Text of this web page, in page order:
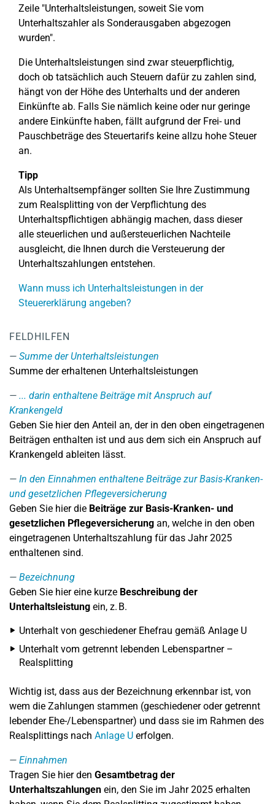
Zeile "Unterhaltsleistungen, soweit Sie vom
Unterhaltszahler als Sonderausgaben abgezogen
wurden".
Die Unterhaltsleistungen sind zwar steuerpflichtig,
doch ob tatsächlich auch Steuern dafür zu zahlen sind,
hängt von der Höhe des Unterhalts und der anderen
Einkünfte ab. Falls Sie nämlich keine oder nur geringe
andere Einkünfte haben, fällt aufgrund der Frei- und
Pauschbeträge des Steuertarifs keine allzu hohe Steuer
an.
Tipp
Als Unterhaltsempfänger sollten Sie Ihre Zustimmung
zum Realsplitting von der Verpflichtung des
Unterhaltspflichtigen abhängig machen, dass dieser
alle steuerlichen und außersteuerlichen Nachteile
ausgleicht, die Ihnen durch die Versteuerung der
Unterhaltszahlungen entstehen.
Wann muss ich Unterhaltsleistungen in der
Steuererklärung angeben?
FELDHILFEN
Summe der Unterhaltsleistungen
Summe der erhaltenen Unterhaltsleistungen
... darin enthaltene Beiträge mit Anspruch auf
Krankengeld
Geben Sie hier den Anteil an, der in den oben eingetragenen
Beiträgen enthalten ist und aus dem sich ein Anspruch auf
Krankengeld ableiten lässt.
In den Einnahmen enthaltene Beiträge zur Basis-Kranken-
und gesetzlichen Pflegeversicherung
Geben Sie hier die Beiträge zur Basis-Kranken- und
gesetzlichen Pflegeversicherung an, welche in den oben
eingetragenen Unterhaltszahlung für das Jahr 2025
enthaltenen sind.
Bezeichnung
Geben Sie hier eine kurze Beschreibung der
Unterhaltsleistung ein, z. B.
Unterhalt von geschiedener Ehefrau gemäß Anlage U
Unterhalt vom getrennt lebenden Lebenspartner –
Realsplitting
Wichtig ist, dass aus der Bezeichnung erkennbar ist, von
wem die Zahlungen stammen (geschiedener oder getrennt
lebender Ehe-/Lebenspartner) und dass sie im Rahmen des
Realsplittings nach Anlage U erfolgen.
Einnahmen
Tragen Sie hier den Gesamtbetrag der
Unterhaltszahlungen ein, den Sie im Jahr 2025 erhalten